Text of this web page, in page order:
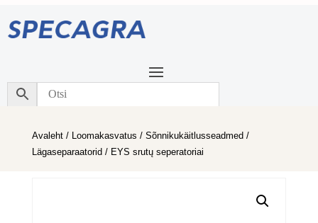
Avaleht/ Loomakasvatus / Sõnnikukäitlusseadmed /
Lägaseparaatorid / EYS srutų seperatoriai